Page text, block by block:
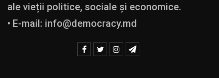
ale vieții politice, sociale și economice.
• E-mail: info@democracy.md